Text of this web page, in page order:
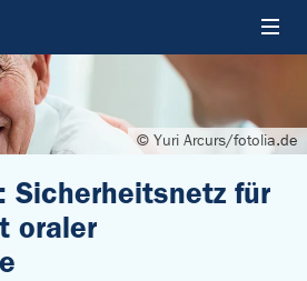
© Yuri Arcurs/fotolia.de
Sicherheitsnetz für
oraler